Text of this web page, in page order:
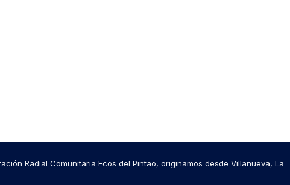
Radial Comunitaria Ecos del Pintao, originamos desde Villanueva, La